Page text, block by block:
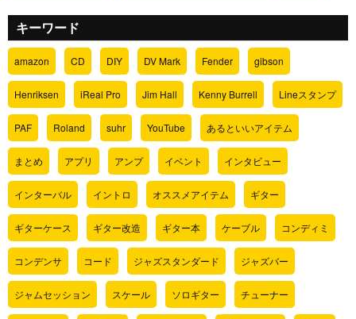
キーワード
amazon CD DIY DV Mark Fender gibson
Henriksen iReal Pro Jim Hall Kenny Burrell Lineスタンプ
PAF Roland suhr YouTube あるといいアイテム
まとめ アプリ アンプ イベント インタビュー
インターバル イントロ オススメアイテム ギター
ギターケース ギター改造 ギター本 ケーブル コンディミ
コンデンサ コード ジャズスタンダード ジャズバー
ジャムセッション スケール ソロギター チューナー